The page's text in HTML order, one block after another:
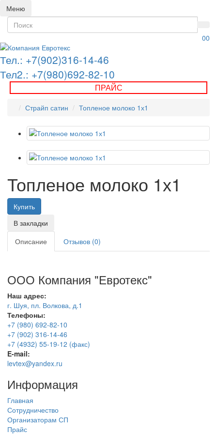
Меню
0
0
Тел.: +7(902)316-14-46
Тел2.: +7(980)692-82-10
ПРАЙС
Страйп сатин Топленое молоко 1х1
Топленое молоко 1х1
Купить
В закладки
Описание
Отзывов (0)
ООО Компания "Евротекс"
Наш адрес:
г. Шуя, пл. Волкова, д.1
Телефоны:
+7 (980) 692-82-10
+7 (902) 316-14-46
+7 (4932) 55-19-12 (факс)
E-mail:
levtex@yandex.ru
Информация
Главная
Сотрудничество
Организаторам СП
Прайс